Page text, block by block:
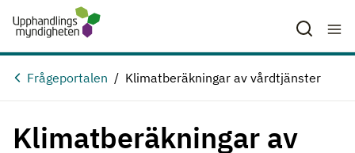
Hoppa till huvudinnehåll
Frågeportalen Klimatberäkningar av vårdtjänster
Klimatberäkningar av